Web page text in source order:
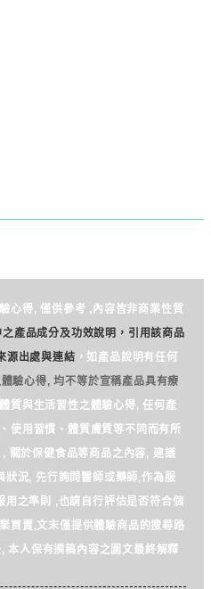
心得, 僅供參考 ,內容皆非商業性質
之產品成分及功效說明，引用該商品
源出處與連結 ，如產品說明有任何
驗心得, 均不等於宣稱產品具有療
質與生活習性之體驗心得, 任何產
使用習慣、體質膚質等不同而有所
關於保健食品等商品之內容, 建議
狀況, 先行詢問醫師或藥師,作為服
之準則 ,也請自行評估是否符合個
買賣,文末僅提供體驗商品的搜尋路
本人保有撰稿內容之圖文最終解釋